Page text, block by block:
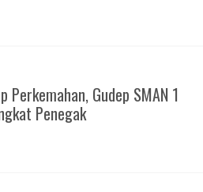
Gudep SMAN 1
Penegak